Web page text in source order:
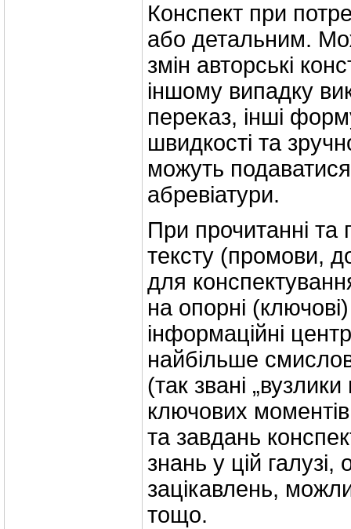
Конспект при
або детальним.
змін авторські
іншому випадку
переказ, інші
швидкості та
можуть
абревіатури.
При прочитанні та
тексту (промови,
для
на опорні
інформаційні
найбільше
(так звані
ключових
та завдань
знань у цій галузі,
зацікавлень,
тощо.